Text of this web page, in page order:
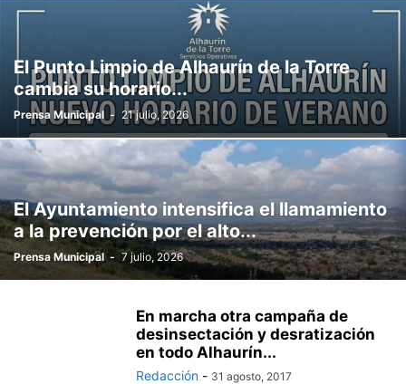
El Punto Limpio de Alhaurín de la Torre
cambia su horario...
Prensa Municipal - 21 julio, 2026
El Ayuntamiento intensifica el llamamiento
a la prevención por el alto...
Prensa Municipal - 7 julio, 2026
En marcha otra campaña de
desinsectación y desratización
en todo Alhaurín...
Redacción - 31 agosto, 2017